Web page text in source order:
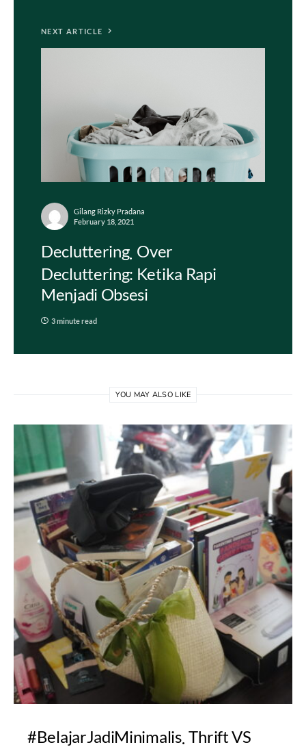
NEXT ARTICLE
Gilang Rizky Pradana
February 18, 2021
Decluttering Over
Decluttering: Ketika Rapi
Menjadi Obsesi
3 minute read
YOU MAY ALSO LIKE
#BelajarJadiMinimalis Thrift VS